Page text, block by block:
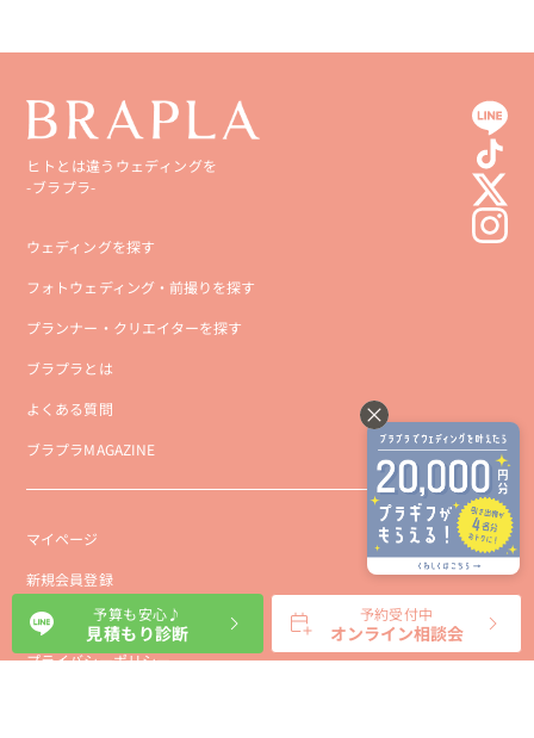
ヒトとは違うウェディングを
-ブラプラ-
ウェディングを探す
フォトウェディング・前撮りを探す
プランナー・クリエイターを探す
ブラプラとは
よくある質問
ブラプラMAGAZINE
マイページ
新規会員登録
会社概要
プライバシーポリシー
予算も安心♪
見積もり診断
予約受付中
オンライン相談会